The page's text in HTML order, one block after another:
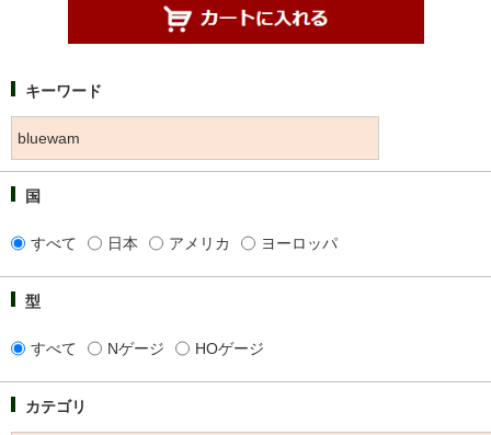
キーワード
国
すべて 日本 アメリカ ヨーロッパ
型
すべて Nゲージ HOゲージ
カテゴリ